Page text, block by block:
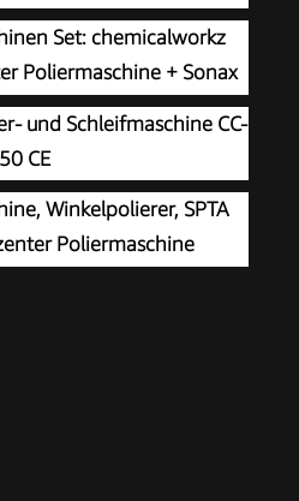
Set: chemicalworkz
Poliermaschine + Sonax
Royal Pads Premium
Versiegelung für Lack +
und Schleifmaschine CC-
CE
Winkelpolierer, SPTA
Poliermaschine
- LD104DE-V2